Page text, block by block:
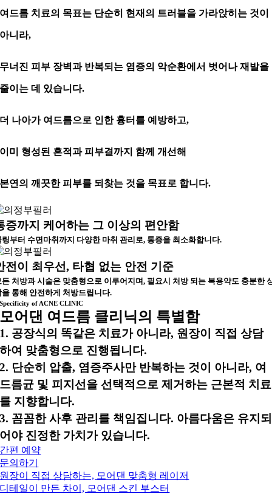
여드름 치료의 목표는 단순히 현재의 트러블을 가라앉히는 것이
아니라,
무너진 피부 장벽과 반복되는 염증의 악순환에서 벗어나 재발을
줄이는 데 있습니다.
더 나아가 여드름으로 인한 흉터를 예방하고,
이미 형성된 흔적과 피부결까지 함께 개선해
본연의 깨끗한 피부를 되찾는 것을 목표로 합니다.
증까지 케어하는 그 이상의 편안함
링부터 수면마취까지 다양한 마취 관리로, 통증을 최소화합니다.
전이 최우선, 타협 없는 안전 기준
든 처방과 시술은 맞춤형으로 이루어지며, 필요시 처방 되는 복용약도 충분한
을 통해 안전하게 처방드립니다.
Specificity of ACNE CLINIC
모어댄 여드름 클리닉의 특별함
1. 공장식의 똑같은 치료가 아니라, 원장이 직접 상담
하여 맞춤형으로 진행됩니다.
2. 단순히 압출, 염증주사만 반복하는 것이 아니라, 여
드름균 및 피지선을 선택적으로 제거하는 근본적 치료
를 지향합니다.
3. 꼼꼼한 사후 관리를 책임집니다. 아름다움은 유지되
어야 진정한 가치가 있습니다.
간편 예약
문의하기
원장이 직접 상담하는, 모어댄 맞춤형 레이저
디테일이 만든 차이, 모어댄 스킨 부스터